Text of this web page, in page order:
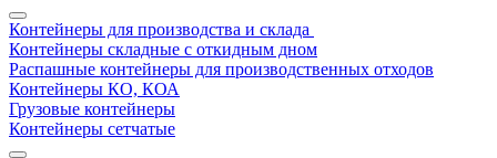
Контейнеры для производства и склада
Контейнеры складные с откидным дном
Распашные контейнеры для производственных отходов
Контейнеры КО, КОА
Грузовые контейнеры
Контейнеры сетчатые